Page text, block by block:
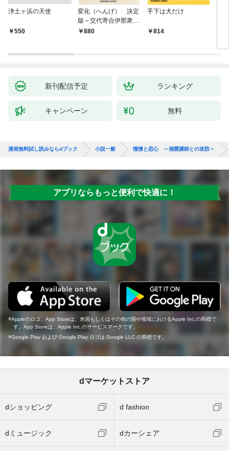
浄土ヶ浜の天使
￥550
変化（へんげ） 決定
版～交代寄合伊那衆異
聞（1）～
880
手下は犬だけ
814
新刊配信予定 ランキング
キャンペーン 無料
漫画無料試し読みならdブック 小説一般 憧憬と恋心 ～溺愛講師との攻防～
アプリならもっと便利で快適に！
Appleのロゴ、App Storeは、米国もしくはその他の国や地域におけるApple Inc.の商標で
す。App Storeは、Apple Inc.のサービスマークです。
Google Play および Google Play ロゴは Google LLC の商標です。
dマーケットストア
dショッピング d fashion
dミュージック dカーシェア